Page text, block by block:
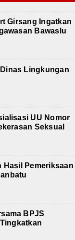
Girsang Ingatkan
Bawaslu
Lingkungan
UU Nomor
Seksual
Hasil Pemeriksaan
BPJS